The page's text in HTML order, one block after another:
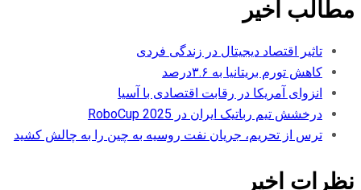
مطالب اخیر
تاثیر اقتصاد دیجیتال در زندگی فردی
کاهش تورم بریتانیا به ۳.۶درصد
انزوای آمریکا در رقابت اقتصادی با آسیا
درخشش تیم رباتیک ایران در RoboCup 2025
ترس از تحریم، جریان نفت روسیه به چین را به چالش کشید
نظرات اخیر